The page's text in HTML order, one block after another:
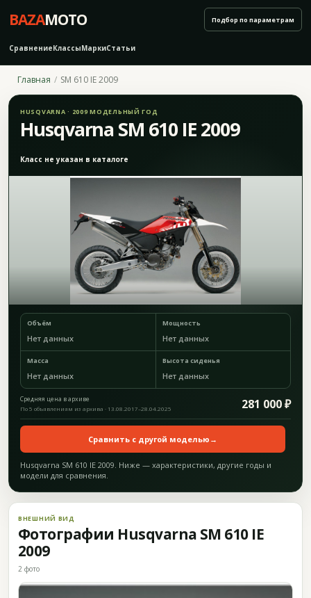
BAZAMOTO
СравнениеКлассыМаркиСтатьи
Подбор по параметрам
Главная SM 610 IE 2009
HUSQVARNA · 2009 МОДЕЛЬНЫЙ ГОД
Husqvarna SM 610 IE 2009
Класс не указан в каталоге
Объём
Нет данных
Мощность
Нет данных
Масса
Нет данных
Высота сиденья
Нет данных
Средняя цена в архиве 281 000 ₽
По 5 объявлениям из архива · 13.08.2017–28.04.2025
Сравнить с другой моделью →
Husqvarna SM 610 IE 2009. Ниже — характеристики, другие годы и
модели для сравнения.
ВНЕШНИЙ ВИД
Фотографии Husqvarna SM 610 IE
2009
2 фото